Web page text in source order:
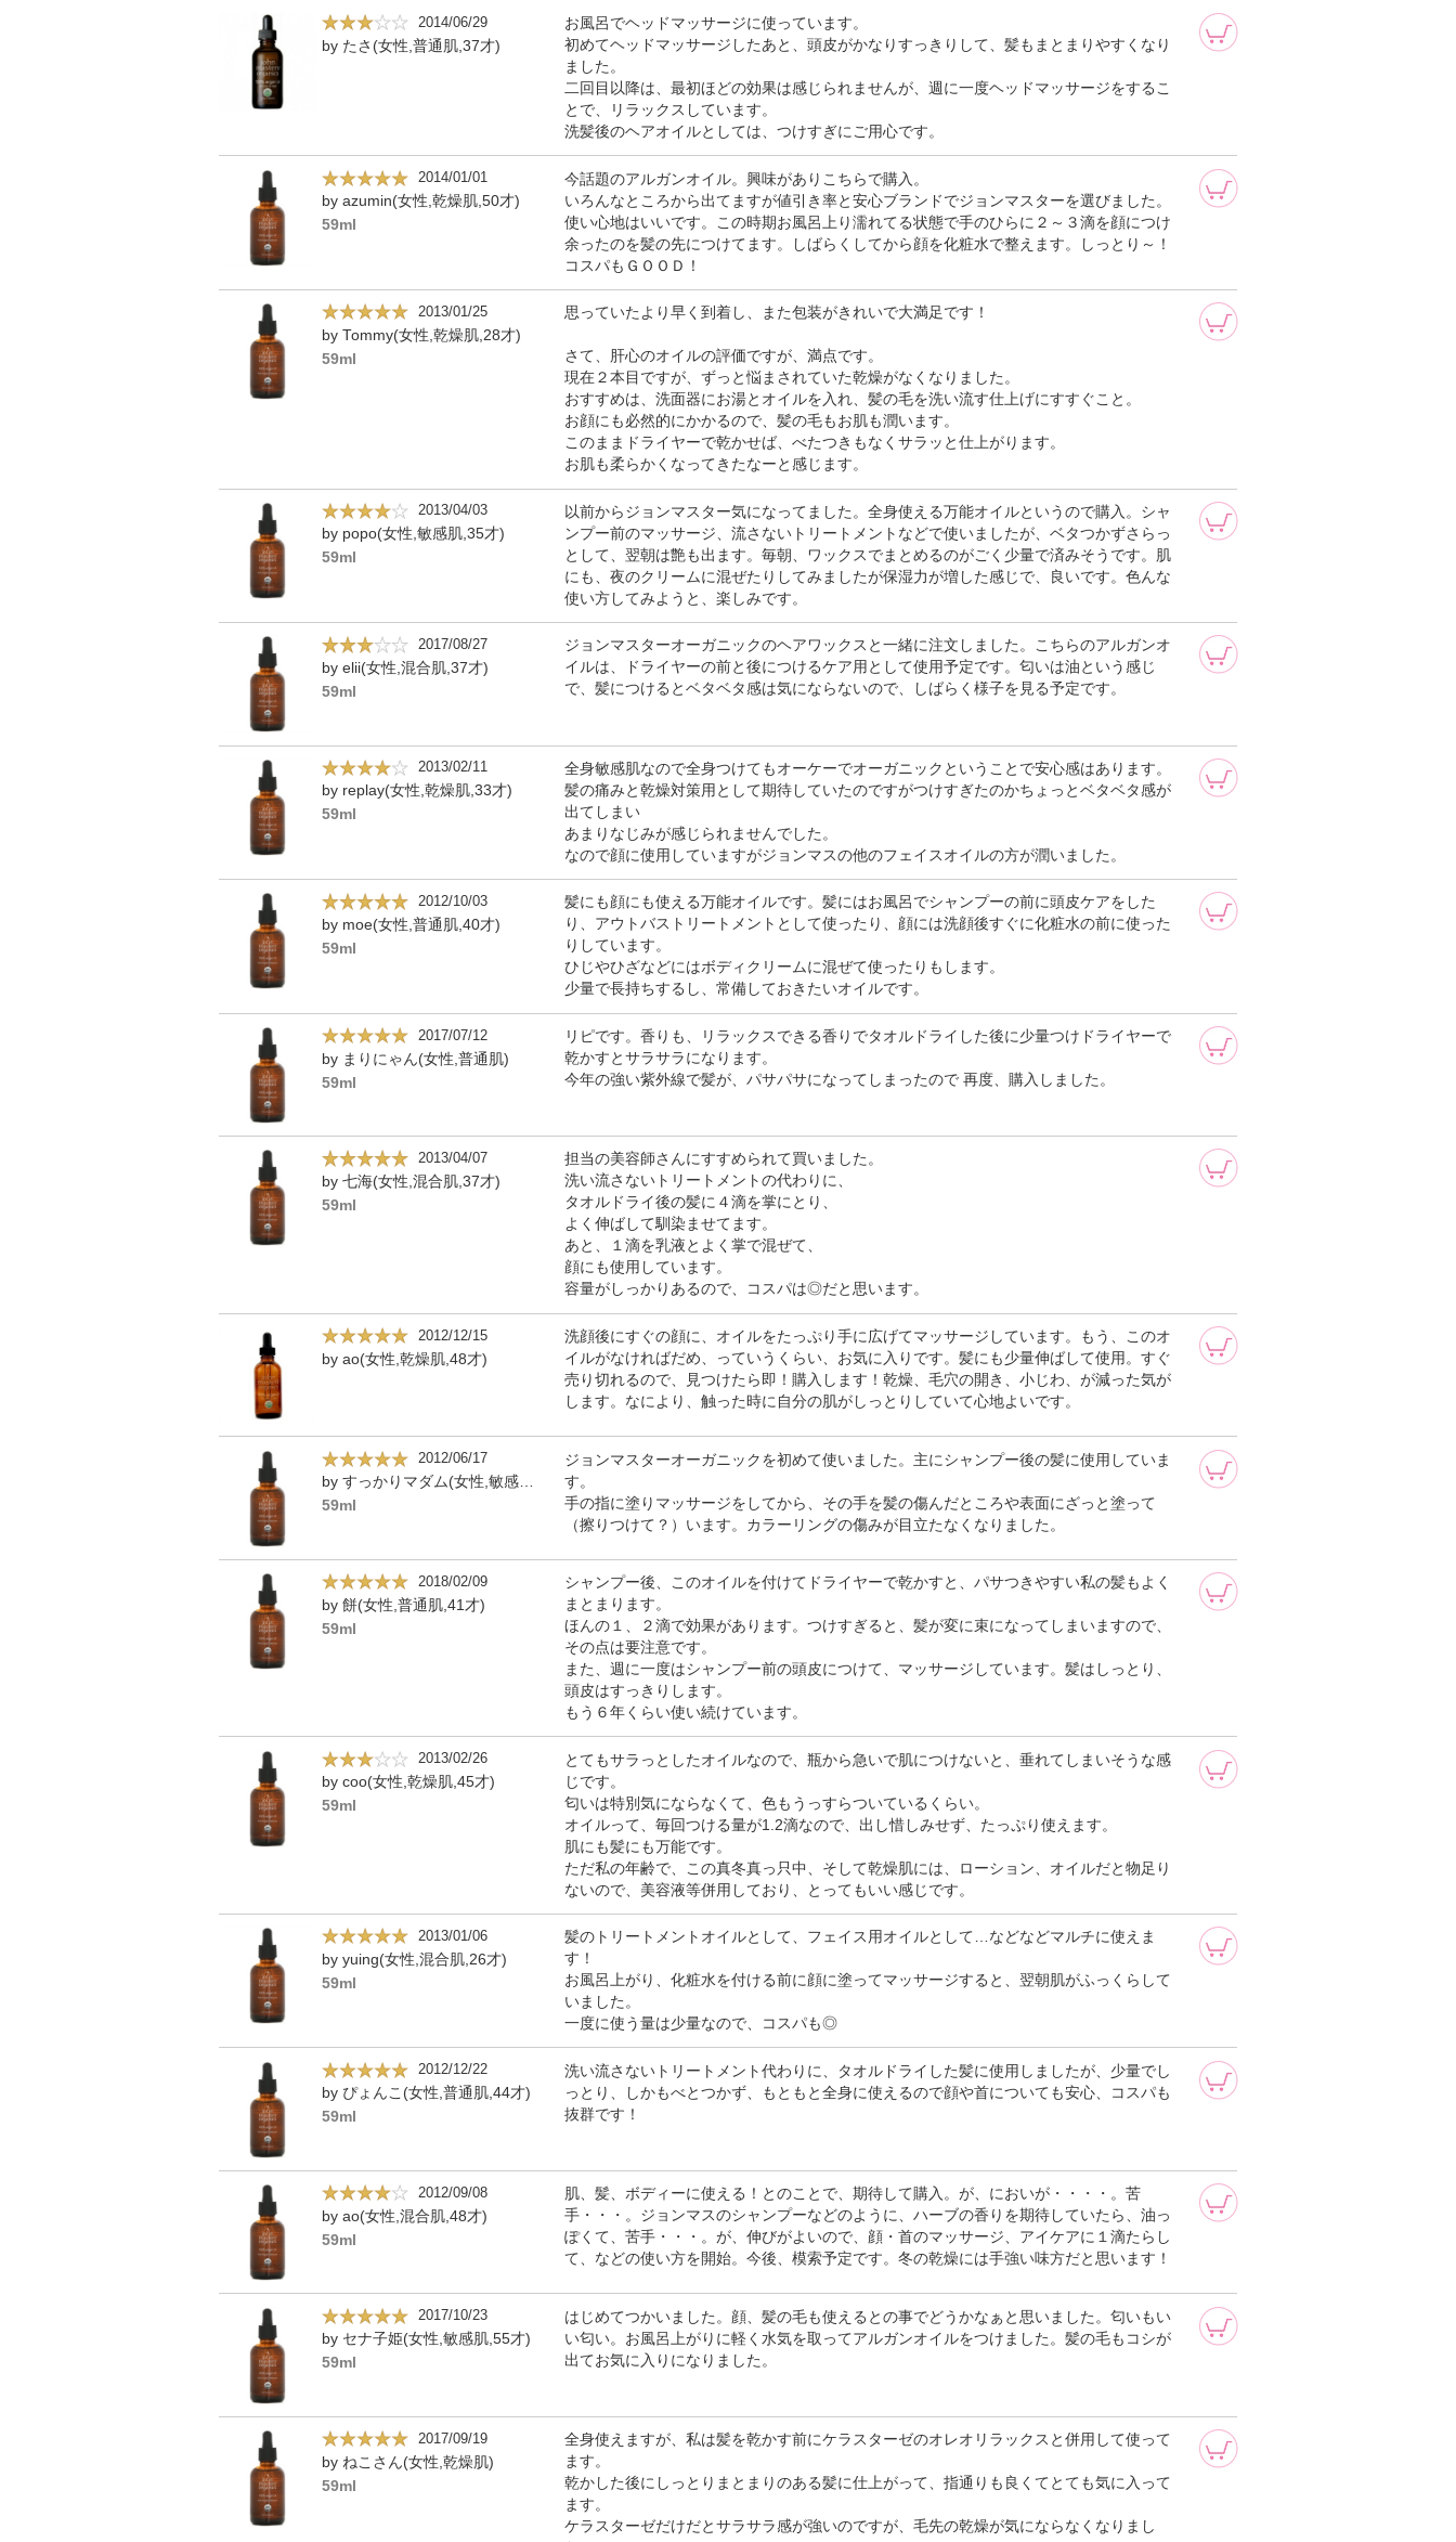
2014/06/29
by たさ(女性,普通肌,37才)
お風呂でヘッドマッサージに使っています。
初めてヘッドマッサージしたあと、頭皮がかなりすっきりして、髪もまとまりやすくなり
ました。
二回目以降は、最初ほどの効果は感じられませんが、週に一度ヘッドマッサージをするこ
とで、リラックスしています。
洗髪後のヘアオイルとしては、つけすぎにご用心です。
2014/01/01
by azumin(女性,乾燥肌,50才)
59ml
今話題のアルガンオイル。興味がありこちらで購入。
いろんなところから出てますが値引き率と安心ブランドでジョンマスターを選びました。
使い心地はいいです。この時期お風呂上り濡れてる状態で手のひらに２～３滴を顔につけ
余ったのを髪の先につけてます。しばらくしてから顔を化粧水で整えます。しっとり～！
コスパもＧＯＯＤ！
2013/01/25
by Tommy(女性,乾燥肌,28才)
59ml
思っていたより早く到着し、また包装がきれいで大満足です！
さて、肝心のオイルの評価ですが、満点です。
現在２本目ですが、ずっと悩まされていた乾燥がなくなりました。
おすすめは、洗面器にお湯とオイルを入れ、髪の毛を洗い流す仕上げにすすぐこと。
お顔にも必然的にかかるので、髪の毛もお肌も潤います。
このままドライヤーで乾かせば、べたつきもなくサラッと仕上がります。
お肌も柔らかくなってきたなーと感じます。
2013/04/03
by popo(女性,敏感肌,35才)
59ml
以前からジョンマスター気になってました。全身使える万能オイルというので購入。シャ
ンプー前のマッサージ、流さないトリートメントなどで使いましたが、ベタつかずさらっ
として、翌朝は艶も出ます。毎朝、ワックスでまとめるのがごく少量で済みそうです。肌
にも、夜のクリームに混ぜたりしてみましたが保湿力が増した感じで、良いです。色んな
使い方してみようと、楽しみです。
2017/08/27
by elii(女性,混合肌,37才)
59ml
ジョンマスターオーガニックのヘアワックスと一緒に注文しました。こちらのアルガンオ
イルは、ドライヤーの前と後につけるケア用として使用予定です。匂いは油という感じ
で、髪につけるとベタベタ感は気にならないので、しばらく様子を見る予定です。
2013/02/11
by replay(女性,乾燥肌,33才)
59ml
全身敏感肌なので全身つけてもオーケーでオーガニックということで安心感はあります。
髪の痛みと乾燥対策用として期待していたのですがつけすぎたのかちょっとベタベタ感が
出てしまい
あまりなじみが感じられませんでした。
なので顔に使用していますがジョンマスの他のフェイスオイルの方が潤いました。
2012/10/03
by moe(女性,普通肌,40才)
59ml
髪にも顔にも使える万能オイルです。髪にはお風呂でシャンプーの前に頭皮ケアをした
り、アウトバストリートメントとして使ったり、顔には洗顔後すぐに化粧水の前に使った
りしています。
ひじやひざなどにはボディクリームに混ぜて使ったりもします。
少量で長持ちするし、常備しておきたいオイルです。
2017/07/12
by まりにゃん(女性,普通肌)
59ml
リピです。香りも、リラックスできる香りでタオルドライした後に少量つけドライヤーで
乾かすとサラサラになります。
今年の強い紫外線で髪が、パサパサになってしまったので 再度、購入しました。
2013/04/07
by 七海(女性,混合肌,37才)
59ml
担当の美容師さんにすすめられて買いました。
洗い流さないトリートメントの代わりに、
タオルドライ後の髪に４滴を掌にとり、
よく伸ばして馴染ませてます。
あと、１滴を乳液とよく掌で混ぜて、
顔にも使用しています。
容量がしっかりあるので、コスパは◎だと思います。
2012/12/15
by ao(女性,乾燥肌,48才)
洗顔後にすぐの顔に、オイルをたっぷり手に広げてマッサージしています。もう、このオ
イルがなければだめ、っていうくらい、お気に入りです。髪にも少量伸ばして使用。すぐ
売り切れるので、見つけたら即！購入します！乾燥、毛穴の開き、小じわ、が減った気が
します。なにより、触った時に自分の肌がしっとりしていて心地よいです。
2012/06/17
by すっかりマダム(女性,敏感肌)
59ml
ジョンマスターオーガニックを初めて使いました。主にシャンプー後の髪に使用していま
す。
手の指に塗りマッサージをしてから、その手を髪の傷んだところや表面にざっと塗って
（擦りつけて？）います。カラーリングの傷みが目立たなくなりました。
2018/02/09
by 餅(女性,普通肌,41才)
59ml
シャンプー後、このオイルを付けてドライヤーで乾かすと、パサつきやすい私の髪もよく
まとまります。
ほんの１、２滴で効果があります。つけすぎると、髪が変に束になってしまいますので、
その点は要注意です。
また、週に一度はシャンプー前の頭皮につけて、マッサージしています。髪はしっとり、
頭皮はすっきりします。
もう６年くらい使い続けています。
2013/02/26
by coo(女性,乾燥肌,45才)
59ml
とてもサラっとしたオイルなので、瓶から急いで肌につけないと、垂れてしまいそうな感
じです。
匂いは特別気にならなくて、色もうっすらついているくらい。
オイルって、毎回つける量が1.2滴なので、出し惜しみせず、たっぷり使えます。
肌にも髪にも万能です。
ただ私の年齢で、この真冬真っ只中、そして乾燥肌には、ローション、オイルだと物足り
ないので、美容液等併用しており、とってもいい感じです。
2013/01/06
by yuing(女性,混合肌,26才)
59ml
髪のトリートメントオイルとして、フェイス用オイルとして…などなどマルチに使えま
す！
お風呂上がり、化粧水を付ける前に顔に塗ってマッサージすると、翌朝肌がふっくらして
いました。
一度に使う量は少量なので、コスパも◎
2012/12/22
by ぴょんこ(女性,普通肌,44才)
59ml
洗い流さないトリートメント代わりに、タオルドライした髪に使用しましたが、少量でし
っとり、しかもべとつかず、もともと全身に使えるので顔や首についても安心、コスパも
抜群です！
2012/09/08
by ao(女性,混合肌,48才)
59ml
肌、髪、ボディーに使える！とのことで、期待して購入。が、においが・・・・。苦
手・・・。ジョンマスのシャンプーなどのように、ハーブの香りを期待していたら、油っ
ぽくて、苦手・・・。が、伸びがよいので、顔・首のマッサージ、アイケアに１滴たらし
て、などの使い方を開始。今後、模索予定です。冬の乾燥には手強い味方だと思います！
2017/10/23
by セナ子姫(女性,敏感肌,55才)
59ml
はじめてつかいました。顔、髪の毛も使えるとの事でどうかなぁと思いました。匂いもい
い匂い。お風呂上がりに軽く水気を取ってアルガンオイルをつけました。髪の毛もコシが
出てお気に入りになりました。
2017/09/19
by ねこさん(女性,乾燥肌)
59ml
全身使えますが、私は髪を乾かす前にケラスターゼのオレオリラックスと併用して使って
ます。
乾かした後にしっとりまとまりのある髪に仕上がって、指通りも良くてとても気に入って
ます。
ケラスターゼだけだとサラサラ感が強いのですが、毛先の乾燥が気にならなくなりまし